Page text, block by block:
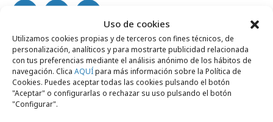
Uso de cookies
Utilizamos cookies propias y de terceros con fines técnicos, de
personalización, analíticos y para mostrarte publicidad relacionada
con tus preferencias mediante el análisis anónimo de los hábitos de
navegación. Clica AQUÍpara más información sobre la Política de
Cookies. Puedes aceptar todas las cookies pulsando el botón
"Aceptar" o configurarlas o rechazar su uso pulsando el botón
"Configurar".
Noticias Relacionadas
Profesionales